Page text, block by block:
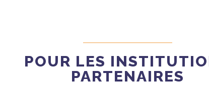
POUR LES
PARTENAIRES